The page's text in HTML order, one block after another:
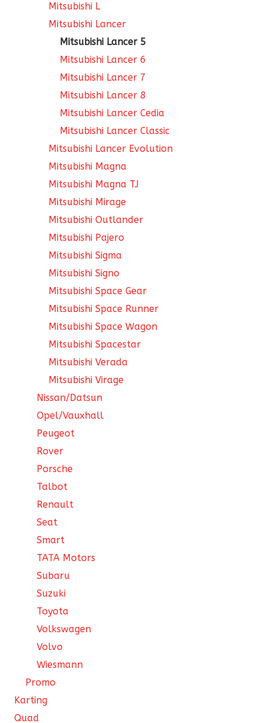
Mitsubishi L
Mitsubishi Lancer
Mitsubishi Lancer 5
Mitsubishi Lancer 6
Mitsubishi Lancer 7
Mitsubishi Lancer 8
Mitsubishi Lancer Cedia
Mitsubishi Lancer Classic
Mitsubishi Lancer Evolution
Mitsubishi Magna
Mitsubishi Magna TJ
Mitsubishi Mirage
Mitsubishi Outlander
Mitsubishi Pajero
Mitsubishi Sigma
Mitsubishi Signo
Mitsubishi Space Gear
Mitsubishi Space Runner
Mitsubishi Space Wagon
Mitsubishi Spacestar
Mitsubishi Verada
Mitsubishi Virage
Nissan/Datsun
Opel/Vauxhall
Peugeot
Rover
Porsche
Talbot
Renault
Seat
Smart
TATA Motors
Subaru
Suzuki
Toyota
Volkswagen
Volvo
Wiesmann
Promo
Karting
Quad